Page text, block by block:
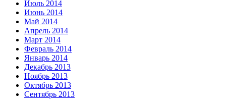
Июль 2014
Июнь 2014
Май 2014
Апрель 2014
Март 2014
Февраль 2014
Январь 2014
Декабрь 2013
Ноябрь 2013
Октябрь 2013
Сентябрь 2013